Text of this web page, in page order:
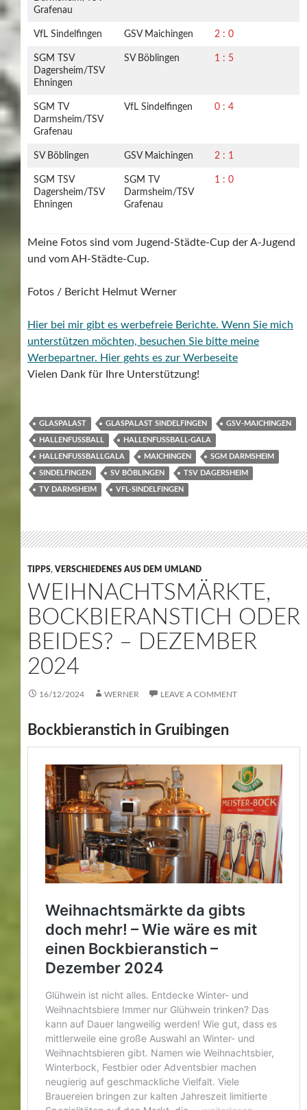
Grafenau
VfL Sindelfingen GSV Maichingen 2 : 0
SGM TSV
Dagersheim/TSV
Ehningen
SV Böblingen 1 : 5
SGM TV
Darmsheim/TSV
Grafenau
VfL Sindelfingen 0 : 4
SV Böblingen GSV Maichingen 2 : 1
SGM TSV
Dagersheim/TSV
Ehningen
SGM TV
Darmsheim/TSV
Grafenau
1 : 0
Meine Fotos sind vom Jugend-Städte-Cup der A-Jugend
und vom AH-Städte-Cup.
Fotos / Bericht Helmut Werner
Hier bei mir gibt es werbefreie Berichte. Wenn Sie mich
unterstützen möchten, besuchen Sie bitte meine
Werbepartner. Hier gehts es zur Werbeseite
Vielen Dank für Ihre Unterstützung!
GLASPALAST GLASPALAST SINDELFINGEN GSV-MAICHINGEN
HALLENFUSSBALL HALLENFUSSBALL-GALA
HALLENFUSSBALLGALA MAICHINGEN SGM DARMSHEIM
SINDELFINGEN SV BÖBLINGEN TSV DAGERSHEIM
TV DARMSHEIM VFL-SINDELFINGEN
TIPPS, VERSCHIEDENES AUS DEM UMLAND
WEIHNACHTSMÄRKTE,
BOCKBIERANSTICH ODER
BEIDES? – DEZEMBER
2024
16/12/2024 WERNER LEAVE A COMMENT
Bockbieranstich in Gruibingen